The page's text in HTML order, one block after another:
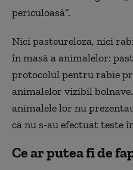
periculoasă”.
Nici pasteureloza, nici
în masă a animalelor:
protocolul pentru rabie
animalelor vizibil
animalele lor nu
că nu s-au efectuat teste
Ce ar putea fi de